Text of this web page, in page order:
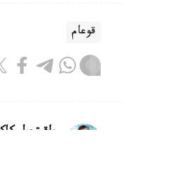
قوعام
باقىتجول